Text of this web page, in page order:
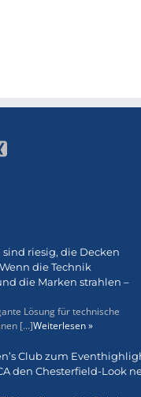
sind riesig, die Decken
die Technik
die Marken strahlen –
Lösung für technische
[...]Weiterlesen »
Club zum
den Chesterfield-Look